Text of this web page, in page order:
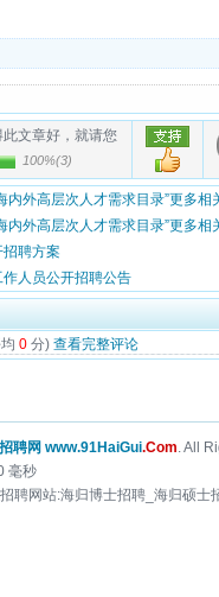
文章好，就请您
100%(3)
内外高层次人才需求目录”更多相
内外高层次人才需求目录”更多相
聘方案
人员公开招聘公告
0 分) 查看完整评论
聘网 www.91HaiGui.Com. All
毫秒
聘网站:海归博士招聘_海归硕士